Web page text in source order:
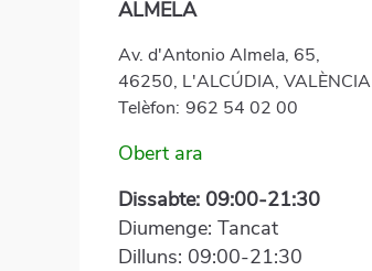
ALMELA
Av. d'Antonio Almela, 65,
46250, L'ALCÚDIA, VALÈNCIA
Telèfon: 962 54 02 00
Obert ara
Dissabte: 09:00-21:30
Diumenge: Tancat
Dilluns: 09:00-21:30